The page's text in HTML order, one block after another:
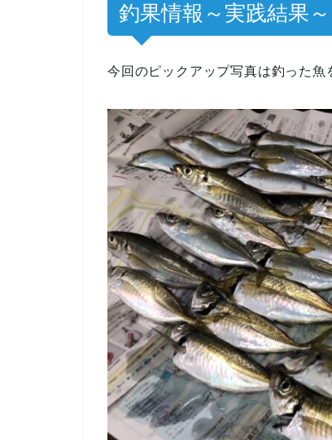
釣果情報～実践結果～
今回のピックアップ写真は釣った魚